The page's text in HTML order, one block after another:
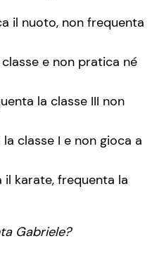
il nuoto, non frequenta
e non pratica né
la classe III non
classe I e non gioca a
karate, frequenta la
Gabriele?